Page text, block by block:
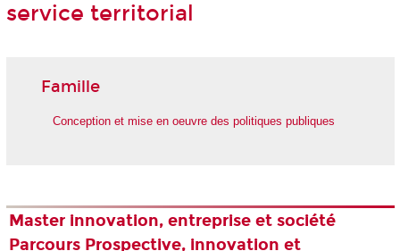
service territorial
Famille
Conception et mise en oeuvre des politiques publiques
Master innovation, entreprise et société
Parcours Prospective, innovation et